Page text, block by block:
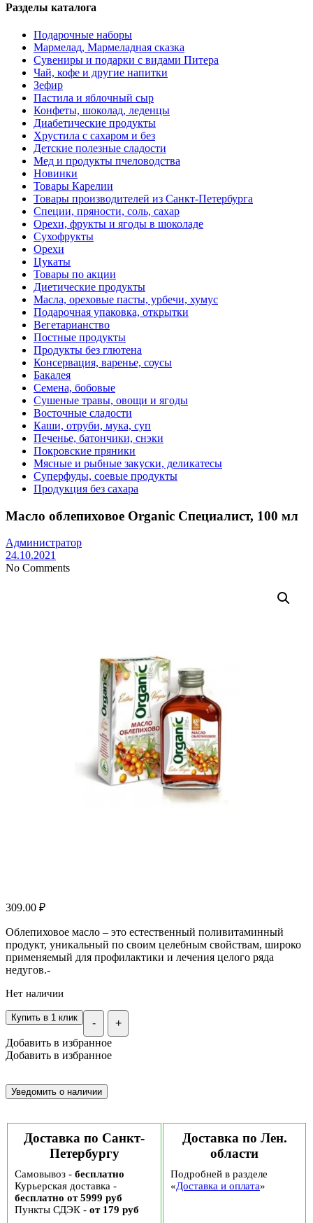
Разделы каталога
Подарочные наборы
Мармелад, Мармеладная сказка
Сувениры и подарки с видами Питера
Чай, кофе и другие напитки
Зефир
Пастила и яблочный сыр
Конфеты, шоколад, леденцы
Диабетические продукты
Хрустила с сахаром и без
Детские полезные сладости
Мед и продукты пчеловодства
Новинки
Товары Карелии
Товары производителей из Санкт-Петербурга
Специи, пряности, соль, сахар
Орехи, фрукты и ягоды в шоколаде
Сухофрукты
Орехи
Цукаты
Товары по акции
Диетические продукты
Масла, ореховые пасты, урбечи, хумус
Подарочная упаковка, открытки
Вегетарианство
Постные продукты
Продукты без глютена
Консервация, варенье, соусы
Бакалея
Семена, бобовые
Сушеные травы, овощи и ягоды
Восточные сладости
Каши, отруби, мука, суп
Печенье, батончики, снэки
Покровские пряники
Мясные и рыбные закуски, деликатесы
Суперфуды, соевые продукты
Продукция без сахара
Масло облепиховое Organic Специалист, 100 мл
Администратор
24.10.2021
No Comments
309.00 ₽
Облепиховое масло – это естественный поливитаминный
продукт, уникальный по своим целебным свойствам, широко
применяемый для профилактики и лечения целого ряда
недугов.-
Нет наличии
- +
Купить в 1 клик
Добавить в избранное
Добавить в избранное
Доставка по Санкт-
Петербургу
Самовывоз - бесплатно
Курьерская доставка -
бесплатно от 5999 руб
Пункты СДЭК - от 179 руб
Доставка по Лен.
области
Подробней в разделе
«Доставка и оплата»